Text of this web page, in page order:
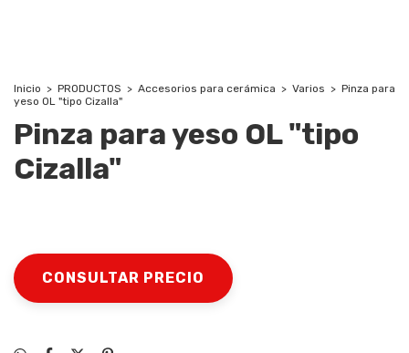
Inicio > PRODUCTOS > Accesorios para cerámica > Varios > Pinza para
yeso OL "tipo Cizalla"
Pinza para yeso OL "tipo
Cizalla"